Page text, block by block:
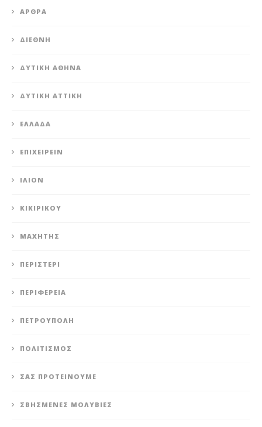
ΆΡΘΡΑ
ΔΙΕΘΝΉ
ΔΥΤΙΚΉ ΑΘΉΝΑ
ΔΥΤΙΚΉ ΑΤΤΙΚΉ
ΕΛΛΆΔΑ
ΕΠΙΧΕΙΡΕΊΝ
ΊΛΙΟΝ
ΚΙΚΙΡΙΚΟΥ
ΜΑΧΗΤΗΣ
ΠΕΡΙΣΤΈΡΙ
ΠΕΡΙΦΈΡΕΙΑ
ΠΕΤΡΟΎΠΟΛΗ
ΠΟΛΙΤΙΣΜΌΣ
ΣΑΣ ΠΡΟΤΕΊΝΟΥΜΕ
ΣΒΗΣΜΈΝΕΣ ΜΟΛΥΒΙΈΣ